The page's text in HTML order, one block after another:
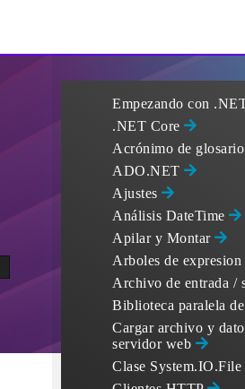
Empezando con
.NET Core
Acrónimo de glosario
ADO.NET
Ajustes
Análisis DateTime
Apilar y Montar
Arboles de expresion
Archivo de entrada /
Biblioteca paralela
Cargar archivo y
servidor web
Clase System.IO.File